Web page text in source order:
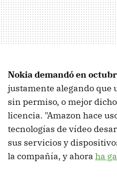
Nokia demandó en
justamente alegando que
sin permiso, o mejor
licencia. "Amazon hace
tecnologías de vídeo
sus servicios y
la compañía, y ahora ha